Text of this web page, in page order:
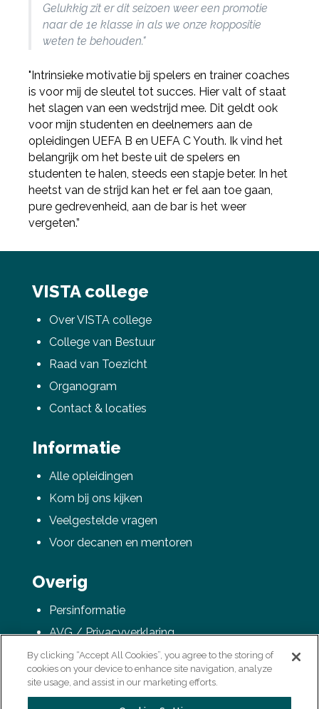
Gelukkig zit er dit seizoen weer een promotie
naar de 1e klasse in als we onze koppositie
weten te behouden."
"Intrinsieke motivatie bij spelers en trainer coaches
is voor mij de sleutel tot succes. Hier valt of staat
het slagen van een wedstrijd mee. Dit geldt ook
voor mijn studenten en deelnemers aan de
opleidingen UEFA B en UEFA C Youth. Ik vind het
belangrijk om het beste uit de spelers en
studenten te halen, steeds een stapje beter. In het
heetst van de strijd kan het er fel aan toe gaan,
pure gedrevenheid, aan de bar is het weer
vergeten.”
VISTA college
Over VISTA college
College van Bestuur
Raad van Toezicht
Organogram
Contact & locaties
Informatie
Alle opleidingen
Kom bij ons kijken
Veelgestelde vragen
Voor decanen en mentoren
Overig
Persinformatie
AVG / Privacyverklaring
Colofon
Vacatures
Deel via LinkedIn
By clicking “Accept All Cookies”, you agree to the storing of
cookies on your device to enhance site navigation, analyze
site usage, and assist in our marketing efforts.